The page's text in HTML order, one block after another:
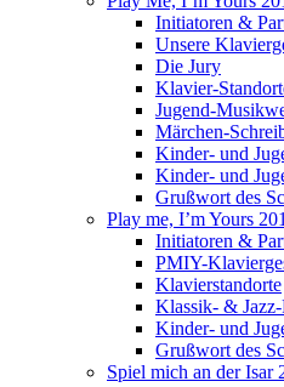
Initiatoren &
Unsere
Die Jury
Klavier-
Jugend-
Märchen-
Kinder- und
Kinder- und
Grußwort des
Play me, I’m Yours
Initiatoren &
PMIY-
Klavierstandorte
Klassik- &
Kinder- und
Grußwort des
Spiel mich an der Isar